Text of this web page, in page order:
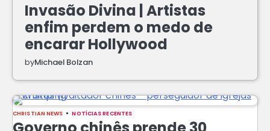
Invasão Divina | Artistas
enfim perdem o medo de
encarar Hollywood
byMichael Bolzan
CHRISTIAN NEWS NOTÍCIAS RECENTES